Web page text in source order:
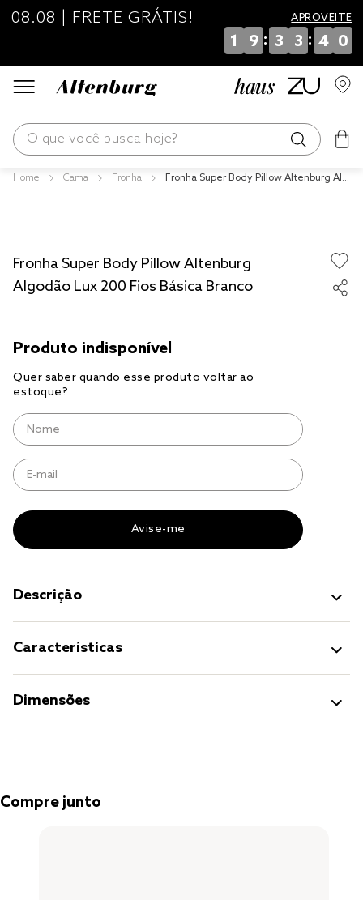
08.08 | FRETE GRÁTIS! APROVEITE
1 9 : 3 3 : 4 0
O que você busca hoje?
Cama Fronha
Fronha Super Body Pillow Altenburg Alg
Fronha Super Body Pillow Altenburg
Algodão Lux 200 Fios Básica Branco
Descrição
Características
Dimensões
Compre junto
tencel
cobre leito
jogo cama casal